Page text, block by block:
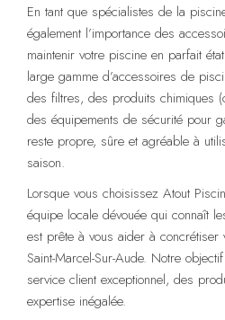
En tant que spécialistes de la
également l’importance des
maintenir votre piscine en parfait
large gamme d’accessoires de
des filtres, des produits chimiques
des équipements de sécurité pour
reste propre, sûre et agréable à
saison.
Lorsque vous choisissez Atout
équipe locale dévouée qui connaît
est prête à vous aider à
Saint-Marcel-Sur-Aude. Notre
service client exceptionnel, des
expertise inégalée.